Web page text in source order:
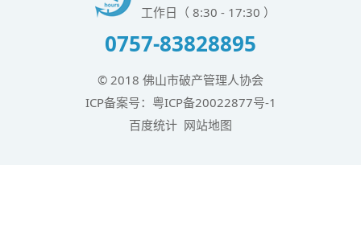
工作日（ 8:30 - 17:30 ）
0757-83828895
© 2018 佛山市破产管理人协会
ICP备案号： 粤ICP备20022877号-1
百度统计 网站地图